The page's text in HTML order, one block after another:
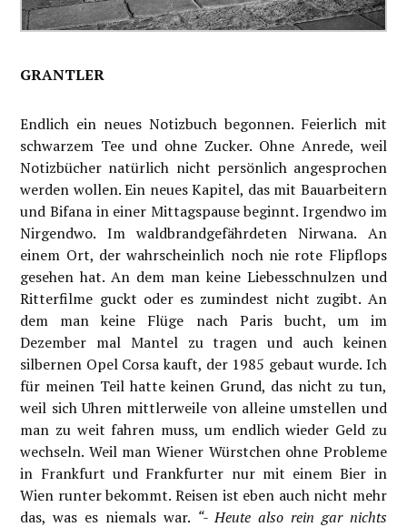
GRANTLER
Endlich ein neues Notizbuch begonnen. Feierlich mit
schwarzem Tee und ohne Zucker. Ohne Anrede, weil
Notizbücher natürlich nicht persönlich angesprochen
werden wollen. Ein neues Kapitel, das mit Bauarbeitern
und Bifana in einer Mittagspause beginnt. Irgendwo im
Nirgendwo. Im waldbrandgefährdeten Nirwana. An
einem Ort, der wahrscheinlich noch nie rote Flipflops
gesehen hat. An dem man keine Liebesschnulzen und
Ritterfilme guckt oder es zumindest nicht zugibt. An
dem man keine Flüge nach Paris bucht, um im
Dezember mal Mantel zu tragen und auch keinen
silbernen Opel Corsa kauft, der 1985 gebaut wurde. Ich
für meinen Teil hatte keinen Grund, das nicht zu tun,
weil sich Uhren mittlerweile von alleine umstellen und
man zu weit fahren muss, um endlich wieder Geld zu
wechseln. Weil man Wiener Würstchen ohne Probleme
in Frankfurt und Frankfurter nur mit einem Bier in
Wien runter bekommt. Reisen ist eben auch nicht mehr
das, was es niemals war. “- Heute also rein gar nichts